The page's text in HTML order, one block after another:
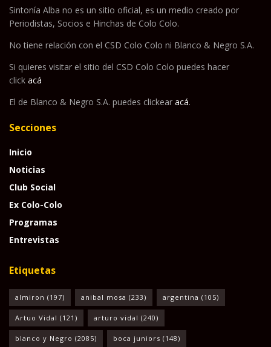
Sintonía Alba no es un sitio oficial, es un medio creado por
Periodistas, Socios e Hinchas de Colo Colo.
No tiene relación con el CSD Colo Colo ni Blanco & Negro S.A.
Si quieres visitar el sitio del CSD Colo Colo puedes hacer
click acá
El de Blanco & Negro S.A. puedes clickear acá.
Secciones
Inicio
Noticias
Club Social
Ex Colo-Colo
Programas
Entrevistas
Etiquetas
almiron (197) anibal mosa (233) argentina (105)
Artuo Vidal (121) arturo vidal (240)
blanco y Negro (2085) boca juniors (148)